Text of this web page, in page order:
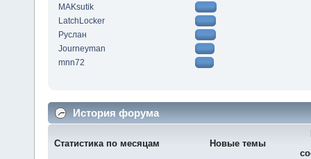
MAKsutik
LatchLocker
Руслан
Journeyman
mnn72
История форума
Статистика по месяцам Новые темы